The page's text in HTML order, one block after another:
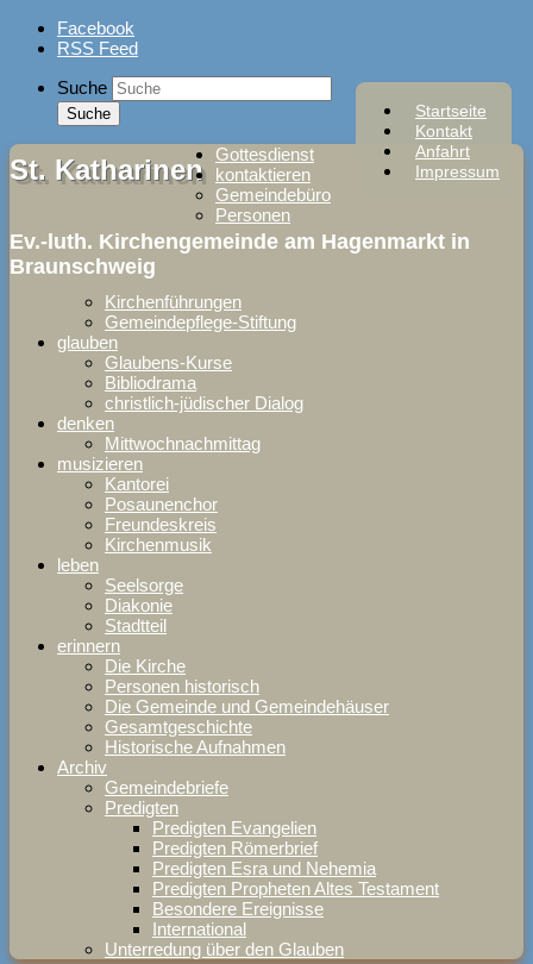
Skip
Facebook
RSS Feed
Startseite
Kontakt
Anfahrt
Impressum
Suche
St. Katharinen
Ev.-luth. Kirchengemeinde am Hagenmarkt in
Braunschweig
Gottesdienst
kontaktieren
Gemeindebüro
Personen
Kirchenführungen
Gemeindepflege-Stiftung
glauben
Glaubens-Kurse
Bibliodrama
christlich-jüdischer Dialog
denken
Mittwochnachmittag
musizieren
Kantorei
Posaunenchor
Freundeskreis
Kirchenmusik
leben
Seelsorge
Diakonie
Stadtteil
erinnern
Die Kirche
Personen historisch
Die Gemeinde und Gemeindehäuser
Gesamtgeschichte
Historische Aufnahmen
Archiv
Gemeindebriefe
Predigten
Predigten Evangelien
Predigten Römerbrief
Predigten Esra und Nehemia
Predigten Propheten Altes Testament
Besondere Ereignisse
International
Unterredung über den Glauben